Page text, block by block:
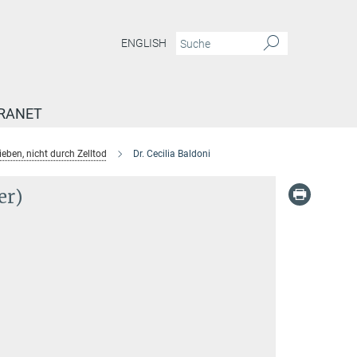
ENGLISH
nicht durch Zelltod Dr. Cecilia Baldoni